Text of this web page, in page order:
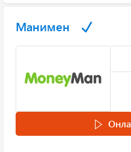
Манимен